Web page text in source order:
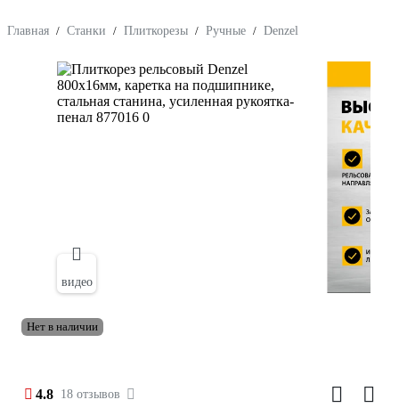
Главная / Станки / Плиткорезы / Ручные / Denzel
видео
Нет в наличии
4.8 18 отзывов